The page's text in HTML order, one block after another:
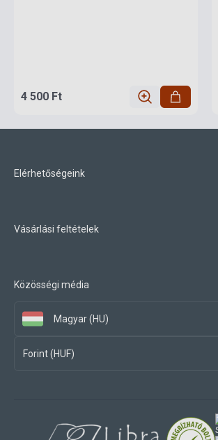
4 500 Ft
Elérhetőségeink
Vásárlási feltételek
Közösségi média
Magyar (HU)
Forint (HUF)